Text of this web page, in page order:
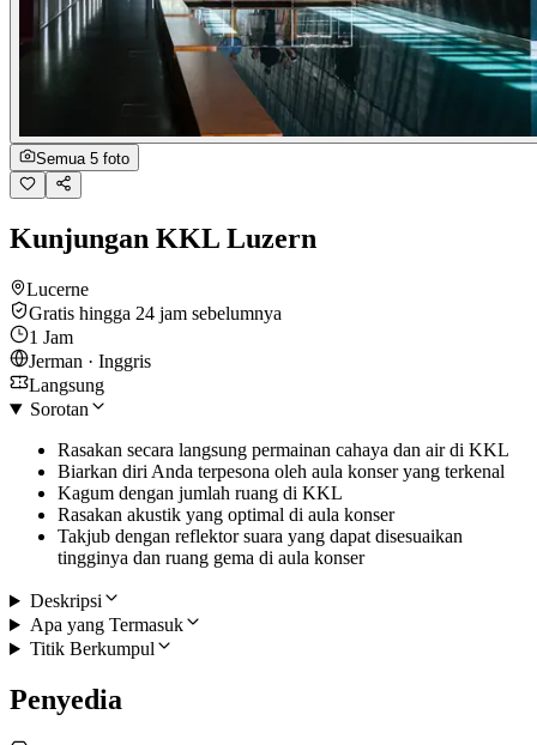
Semua 5 foto
Kunjungan KKL Luzern
Lucerne
Gratis hingga 24 jam sebelumnya
1 Jam
Jerman · Inggris
Langsung
Sorotan
Rasakan secara langsung permainan cahaya dan air di KKL
Biarkan diri Anda terpesona oleh aula konser yang terkenal
Kagum dengan jumlah ruang di KKL
Rasakan akustik yang optimal di aula konser
Takjub dengan reflektor suara yang dapat disesuaikan
tingginya dan ruang gema di aula konser
Deskripsi
Apa yang Termasuk
Titik Berkumpul
Penyedia